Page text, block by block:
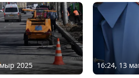
2025 16:24, 13